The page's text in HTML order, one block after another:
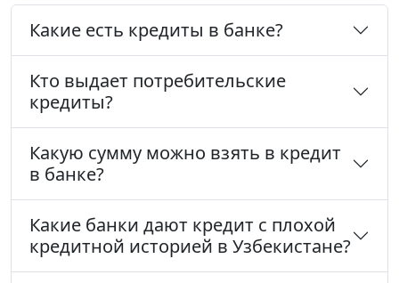
Какие есть кредиты в банке?
Кто выдает потребительские
кредиты?
Какую сумму можно взять в кредит
в банке?
Какие банки дают кредит с плохой
кредитной историей в Узбекистане?